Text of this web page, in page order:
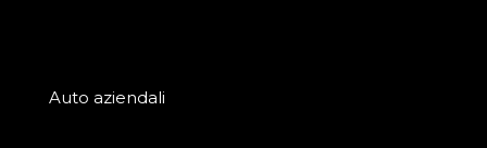
Auto aziendali